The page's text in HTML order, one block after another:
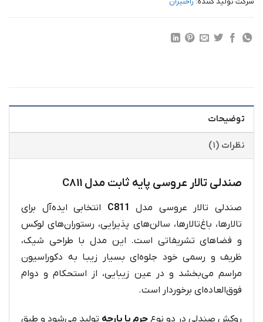
توضیحات
نظرات (۱)
صندلی تالار عروسی پایه ثابت مدل C811
صندلی تالار عروسی مدل C811 انتخابی ایده‌آل برای
تالارها، باغ‌تالارها، سالن‌های پذیرایی، رستوران‌های لوکس
و فضاهای تشریفاتی است. این مدل با طراحی شیک،
ظریف و رسمی خود جلوه‌ای بسیار زیبـا به دکوراسیون
مراسم‌ می‌بخشد و در عین زیبایی، از استحکام و دوام
فوق‌العاده‌ای برخوردار است.
روکش صندلی در دو نوع چرم یا پارچه تولید می‌شود و طبق